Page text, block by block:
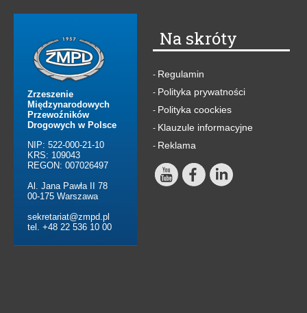
Zrzeszenie
Międzynarodowych
Przewoźników
Drogowych w Polsce
NIP: 522-000-21-10
KRS: 109043
REGON: 007026497
Al. Jana Pawła II 78
00-175 Warszawa
sekretariat@zmpd.pl
tel. +48 22 536 10 00
Na skróty
- Regulamin
- Polityka prywatności
- Polityka coockies
- Klauzule informacyjne
- Reklama